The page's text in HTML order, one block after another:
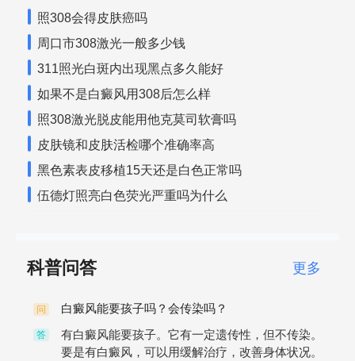
照308会得皮肤癌吗
周口市308激光一般多少钱
311照光白斑内出现黑点多久能好
如果不是白癜风用308后怎么样
照308激光脱皮能用他克莫司软膏吗
皮肤镜和皮肤活检哪个准确率高
黑色素表皮移植15天还是白色正常吗
伍德灯照亮白色荧光严重吗为什么
科普问答 更多
问 白癜风能要孩子吗？会传染吗？
答
有白癜风能要孩子。它有一定遗传性，但不传染。
要是有白癜风，可以用缓解治疗，改善身体状况。